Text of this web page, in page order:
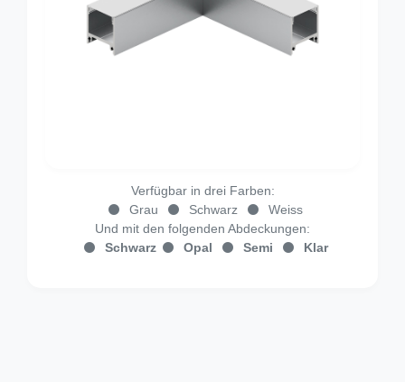
Verfügbar in drei Farben:
Grau
Schwarz
Weiss
Und mit den folgenden Abdeckungen:
Schwarz
Opal Semi Klar